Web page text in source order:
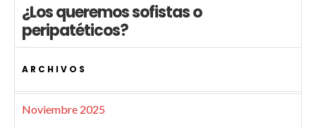
¿Los queremos sofistas o
peripatéticos?
ARCHIVOS
Noviembre 2025